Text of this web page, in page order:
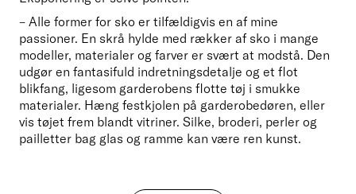
– Alle former for sko er tilfældigvis en af mine
passioner. En skrå hylde med rækker af sko i mange
modeller, materialer og farver er svært at modstå. Den
udgør en fantasifuld indretningsdetalje og et flot
blikfang, ligesom garderobens flotte tøj i smukke
materialer. Hæng festkjolen på garderobedøren, eller
vis tøjet frem blandt vitriner. Silke, broderi, perler og
pailletter bag glas og ramme kan være ren kunst.